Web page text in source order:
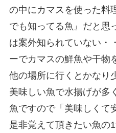
の中にカマスを使った料
でも知ってる魚』だと思
は案外知られていない・
ーでカマスの鮮魚や干物
他の場所に行くとかなり
美味しい魚で水揚げが多
魚ですので「美味しくて
是非覚えて頂きたい魚の